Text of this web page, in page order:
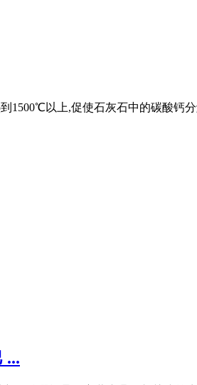
1500℃以上,促使石灰石中的碳酸钙
...